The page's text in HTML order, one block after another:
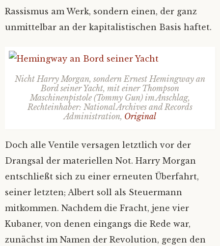
Rassismus am Werk, sondern einen, der ganz
unmittelbar an der kapitalistischen Basis haftet.
Nicht Harry Morgan, sondern Ernest Hemingway an
Bord seiner Yacht, mit einer Thompson
Maschinenpistole (Tommy Gun) im Anschlag,
Rechteinhaber: National Archives and Records
Administration, Original
Doch alle Ventile versagen letztlich vor der
Drangsal der materiellen Not. Harry Morgan
entschließt sich zu einer erneuten Überfahrt,
seiner letzten; Albert soll als Steuermann
mitkommen. Nachdem die Fracht, jene vier
Kubaner, von denen eingangs die Rede war,
zunächst im Namen der Revolution, gegen den